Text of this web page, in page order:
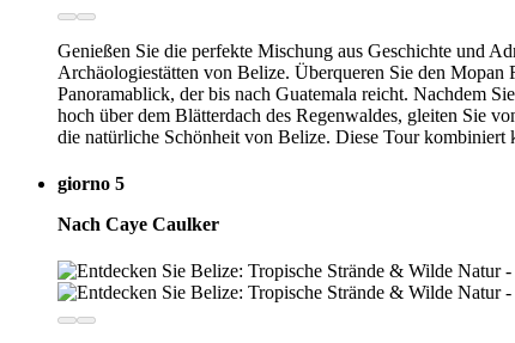
Genießen Sie die perfekte Mischung aus Geschichte und
Archäologiestätten von Belize. Überqueren Sie den Mopan
Panoramablick, der bis nach Guatemala reicht. Nachdem
hoch über dem Blätterdach des Regenwaldes, gleiten Sie
die natürliche Schönheit von Belize. Diese Tour kombiniert
giorno 5
Nach Caye Caulker